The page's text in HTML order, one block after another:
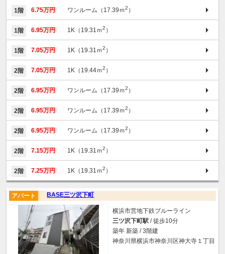
1階 6.75万円 ワンルーム（17.39ｍ2 ）
1階 6.95万円 1K（19.31ｍ2 ）
1階 7.05万円 1K（19.31ｍ2 ）
2階 7.05万円 1K（19.44ｍ2 ）
2階 6.95万円 ワンルーム（17.39ｍ2 ）
2階 6.95万円 ワンルーム（17.39ｍ2 ）
2階 6.95万円 ワンルーム（17.39ｍ2 ）
2階 7.15万円 1K（19.31ｍ2 ）
2階 7.25万円 1K（19.31ｍ2 ）
BASE三ツ沢下町
アパート
横浜市営地下鉄ブルーライン
三ツ沢下町駅 / 徒歩10分
築年 新築 / 3階建
神奈川県横浜市神奈川区神大寺１丁目